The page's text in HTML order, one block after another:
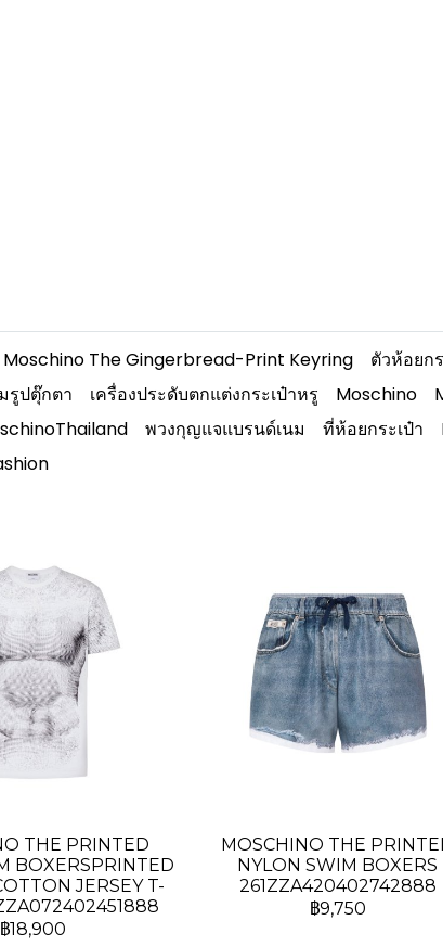
Moschino The Gingerbread-Print Keyring
ตัวห้อยก
รูปตุ๊กตา เครื่องประดับตกแต่งกระเป๋าหรู Moschino
พวงกุญแจแบรนด์เนม ที่ห้อยกระเป๋า
THE PRINTED
BOXERSPRINTED
JERSEY T-
฿18,900
MOSCHINO THE
NYLON SWIM BOXERS
261ZZA420402742888
฿9,750